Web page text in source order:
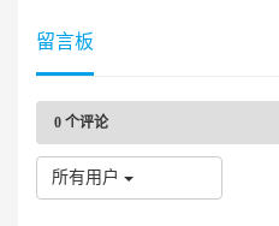
留言板
0 个评论
所有用户